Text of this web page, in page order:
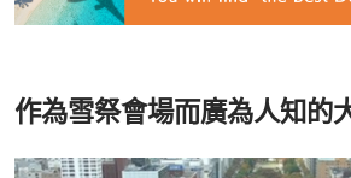
作為雪祭會場而廣為人知的